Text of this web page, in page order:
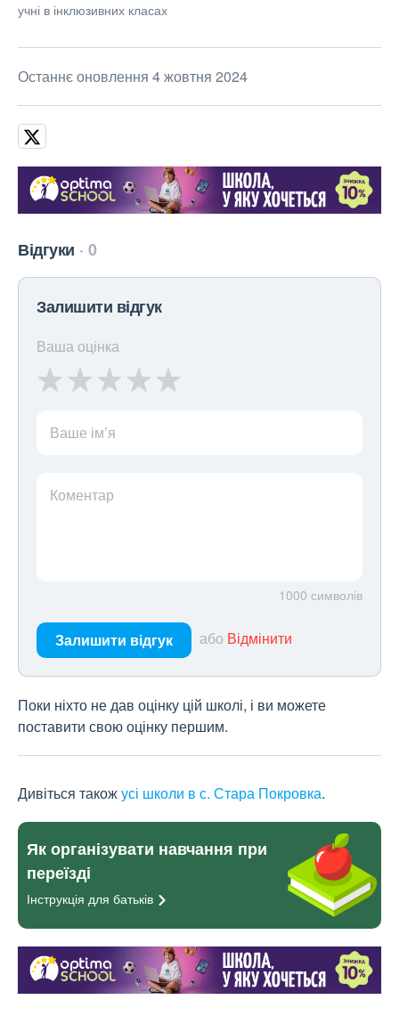
учні в інклюзивних класах
Останнє оновлення 4 жовтня 2024
Відгуки 0
Залишити відгук
Ваша оцінка
Ваше ім’я
Коментар
1000 символів
Залишити відгук або Відмінити
Поки ніхто не дав оцінку цій школі, і ви можете
поставити свою оцінку першим.
Дивіться такожусі школи в с. Стара Покровка.
Як організувати навчання при
переїзді
Інструкція для батьків